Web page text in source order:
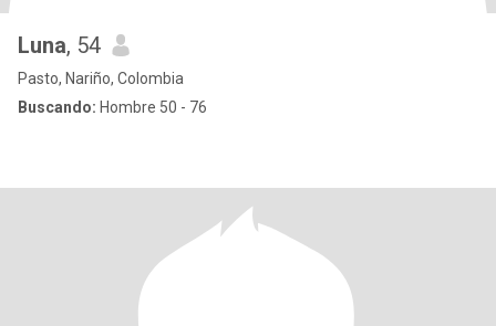
Luna, 54
Pasto, Nariño, Colombia
Buscando: Hombre 50 - 76